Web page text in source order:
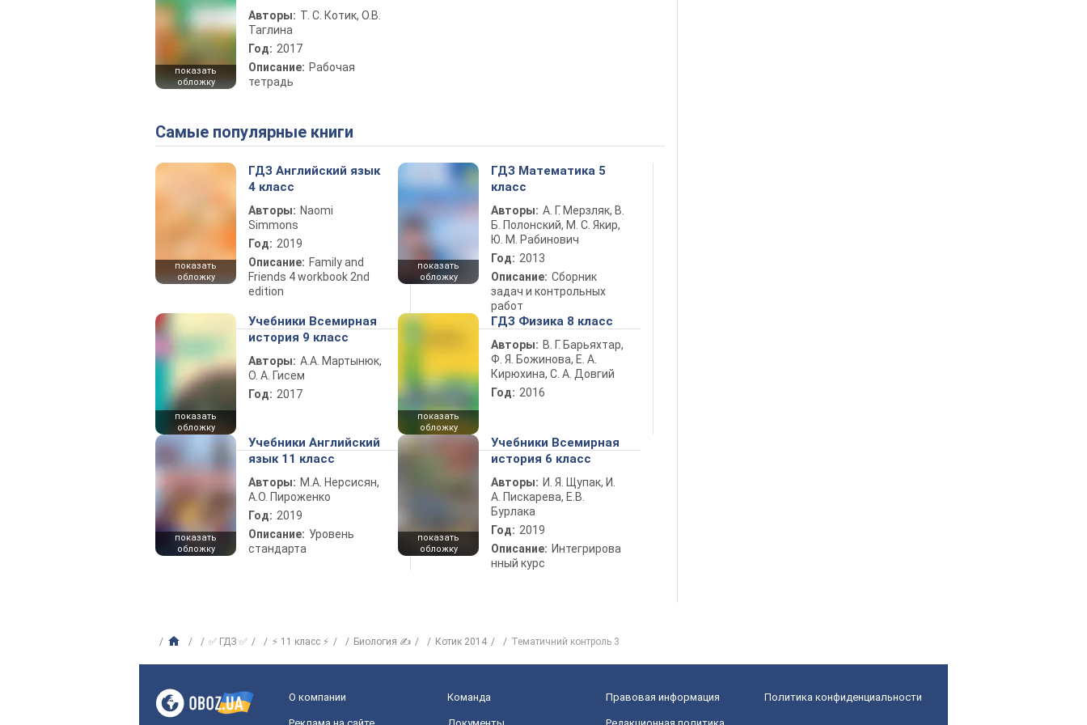
показать
обложку
Авторы: Т. С. Котик, О.В.
Таглина
Год: 2017
Описание: Рабочая
тетрадь
Самые популярные книги
показать
обложку
ГДЗ Английский язык
4 класс
Авторы: Naomi
Simmons
Год: 2019
Описание: Family and
Friends 4 workbook 2nd
edition
показать
обложку
ГДЗ Математика 5
класс
Авторы: А. Г. Мерзляк, В.
Б. Полонский, М. С. Якир,
Ю. М. Рабинович
Год: 2013
Описание: Сборник
задач и контрольных
работ
показать
обложку
Учебники Всемирная
история 9 класс
Авторы: А.А. Мартынюк,
О. А. Гисем
Год: 2017
показать
обложку
ГДЗ Физика 8 класс
Авторы: В. Г. Барьяхтар,
Ф. Я. Божинова, Е. А.
Кирюхина, С. А. Довгий
Год: 2016
показать
обложку
Учебники Английский
язык 11 класс
Авторы: М.А. Нерсисян,
А.О. Пироженко
Год: 2019
Описание: Уровень
стандарта
показать
обложку
Учебники Всемирная
история 6 класс
Авторы: И. Я. Щупак, И.
А. Пискарева, Е.В.
Бурлака
Год: 2019
Описание: Интегрирова
нный курс
✅ ГДЗ ✅ ⚡ 11 класс ⚡ Биология ✍ Котик 2014 Тематичний контроль 3
О компании Команда Правовая информация Политика конфиденциальности